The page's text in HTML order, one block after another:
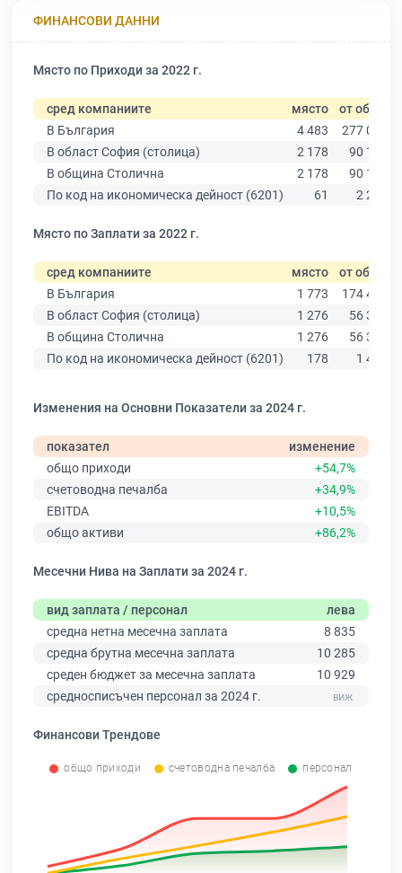
ФИНАНСОВИ ДАННИ
Място по Приходи за 2022 г.
сред компаниите място от общо
В България
4 483
277 019
В област София (столица)
2 178
90 178
В община Столична
2 178
90 178
По код на икономическа дейност (6201)
61 2 203
Място по Заплати за 2022 г.
сред компаниите място от общо
В България
1 773
174 403
В област София (столица)
1 276
56 378
В община Столична
1 276
56 378
По код на икономическа дейност (6201)
178 1 499
Изменения на Основни Показатели за 2024 г.
показател
изменение
общо приходи
+54,7%
счетоводна печалба
+34,9%
EBITDA
+10,5%
общо активи
+86,2%
Месечни Нива на Заплати за 2024 г.
вид заплата / персонал
лева
средна нетна месечна заплата
8 835
средна брутна месечна заплата
10 285
среден бюджет за месечна заплата
10 929
средносписъчен персонал за 2024 г.
Финансови Трендове
общо приходи счетоводна печалба персонал